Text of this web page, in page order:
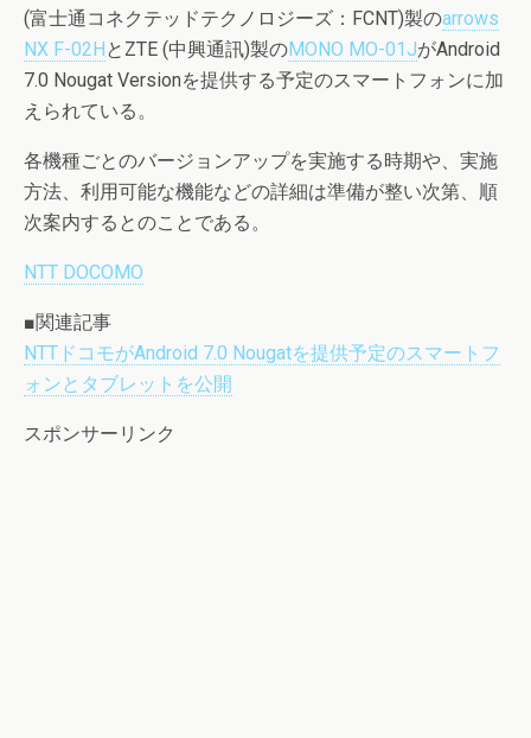
(富士通コネクテッドテクノロジーズ：FCNT)製のarrows
NX F-02HとZTE (中興通訊)製のMONO MO-01JがAndroid
7.0 Nougat Versionを提供する予定のスマートフォンに加
えられている。
各機種ごとのバージョンアップを実施する時期や、実施
方法、利用可能な機能などの詳細は準備が整い次第、順
次案内するとのことである。
NTT DOCOMO
■関連記事
NTTドコモがAndroid 7.0 Nougatを提供予定のスマートフ
ォンとタブレットを公開
スポンサーリンク